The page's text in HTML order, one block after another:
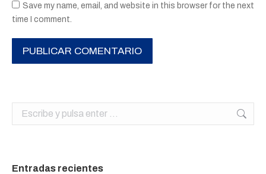
Save my name, email, and website in this browser for the next
time I comment.
PUBLICAR COMENTARIO
Buscar:
Entradas recientes